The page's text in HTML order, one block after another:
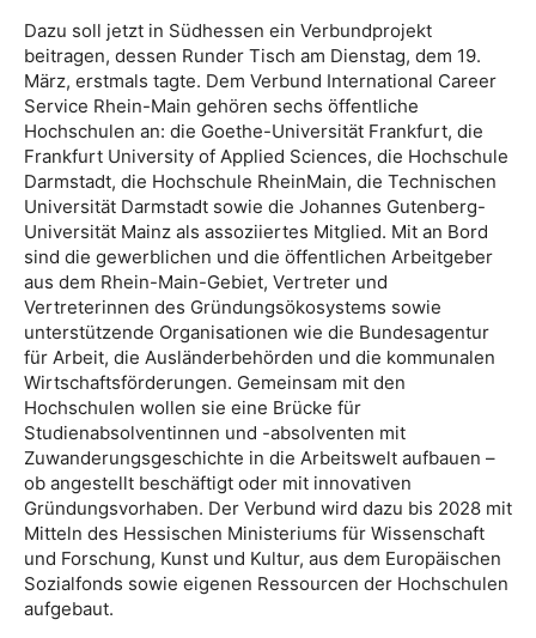
Dazu soll jetzt in Südhessen ein Verbundprojekt
beitragen, dessen Runder Tisch am Dienstag, dem 19.
März, erstmals tagte. Dem Verbund International Career
Service Rhein-Main gehören sechs öffentliche
Hochschulen an: die Goethe-Universität Frankfurt, die
Frankfurt University of Applied Sciences, die Hochschule
Darmstadt, die Hochschule RheinMain, die Technischen
Universität Darmstadt sowie die Johannes Gutenberg-
Universität Mainz als assoziiertes Mitglied. Mit an Bord
sind die gewerblichen und die öffentlichen Arbeitgeber
aus dem Rhein-Main-Gebiet, Vertreter und
Vertreterinnen des Gründungsökosystems sowie
unterstützende Organisationen wie die Bundesagentur
für Arbeit, die Ausländerbehörden und die kommunalen
Wirtschaftsförderungen. Gemeinsam mit den
Hochschulen wollen sie eine Brücke für
Studienabsolventinnen und -absolventen mit
Zuwanderungsgeschichte in die Arbeitswelt aufbauen –
ob angestellt beschäftigt oder mit innovativen
Gründungsvorhaben. Der Verbund wird dazu bis 2028 mit
Mitteln des Hessischen Ministeriums für Wissenschaft
und Forschung, Kunst und Kultur, aus dem Europäischen
Sozialfonds sowie eigenen Ressourcen der Hochschulen
aufgebaut.